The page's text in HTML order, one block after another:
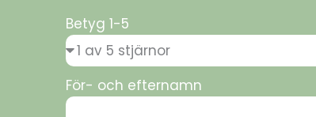
Betyg 1-5
För- och efternamn